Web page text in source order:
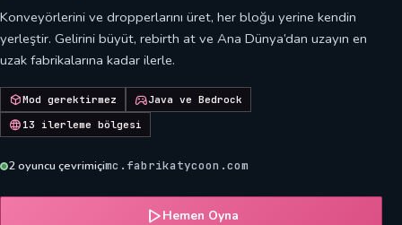
Konveyörlerini ve dropperlarını üret, her bloğu yerine kendin
yerleştir. Gelirini büyüt, rebirth at ve Ana Dünya’dan uzayın en
uzak fabrikalarına kadar ilerle.
Mod gerektirmez
Java ve Bedrock
13 ilerleme bölgesi
2oyuncu çevrimiçimc.fabrikatycoon.com
Hemen Oyna